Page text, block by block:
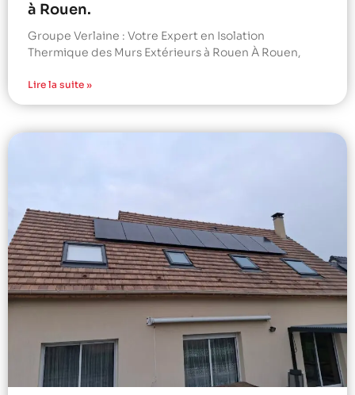
à Rouen.
Groupe Verlaine : Votre Expert en Isolation
Thermique des Murs Extérieurs à Rouen À Rouen,
Lire la suite »